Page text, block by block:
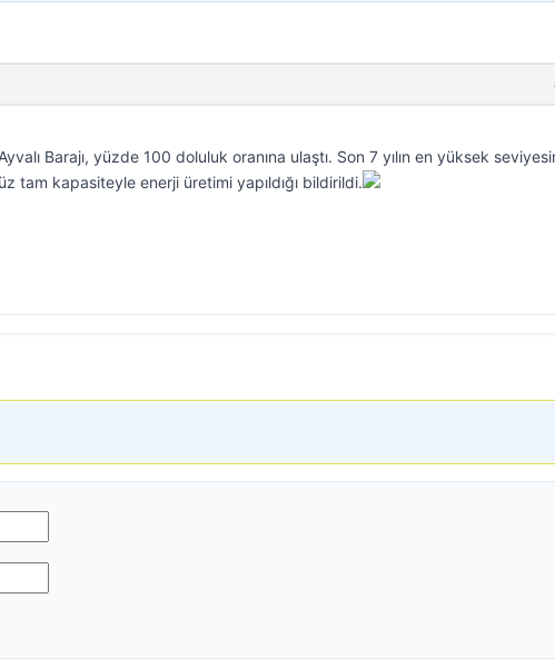
Barajı, yüzde 100 doluluk oranına ulaştı. Son 7 yılın en yüksek
tam kapasiteyle enerji üretimi yapıldığı bildirildi.